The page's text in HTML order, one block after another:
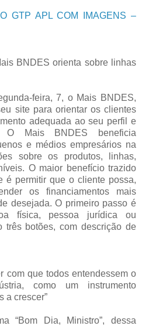
GTP APL COM IMAGENS –
BNDES orienta sobre linhas
feira, 7, o Mais BNDES,
site para orientar os clientes
adequada ao seu perfil e
O Mais BNDES beneficia
e médios empresários na
sobre os produtos, linhas,
O maior benefício trazido
é permitir que o cliente possa,
os financiamentos mais
desejada. O primeiro passo é
física, pessoa jurídica ou
três botões, com descrição de
com que todos entendessem o
como um instrumento
a crescer”
“Bom Dia, Ministro”, dessa